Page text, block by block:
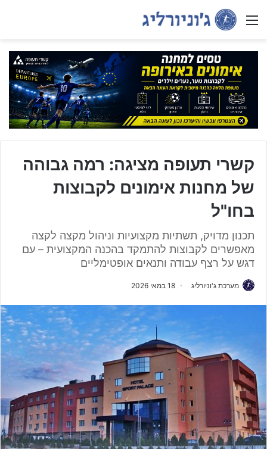
Menu
קשרי תעופה מציגה: רמה גבוהה
של מחנות אימונים לקבוצות
בחו"ל
תכנון מדויק, תשתיות מקצועיות וניהול מקצה לקצה
מאפשרים לקבוצות להתמקד בהכנה המקצועית – עם
דגש על רצף עבודה ותנאים אופטימליים
מערכת ג'וניורליג 18 במאי 2026